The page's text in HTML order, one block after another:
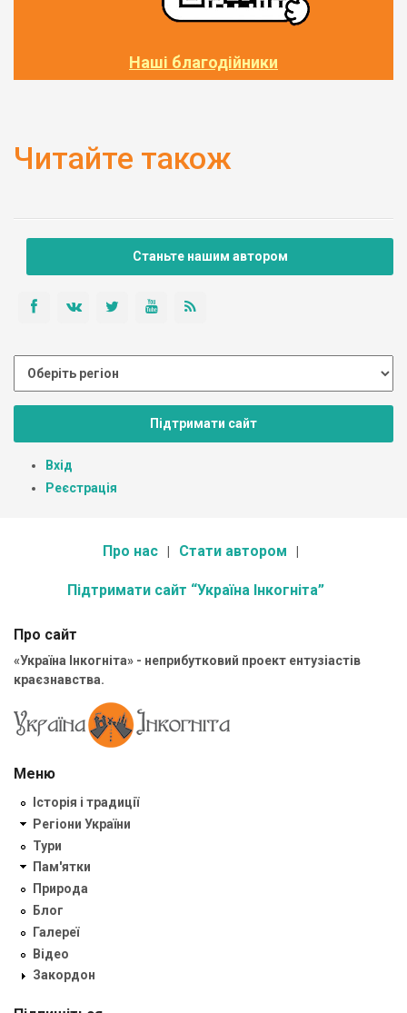
Наші благодійники
Читайте також
Станьте нашим автором
Підтримати сайт
Вхід
Реєстрація
Про нас Стати автором
Підтримати сайт “Україна Інкогніта”
Про сайт
«Україна Інкогніта» - неприбутковий проект ентузіастів
краєзнавства.
Меню
Історія і традиції
Регіони України
Тури
Пам'ятки
Природа
Блог
Галереї
Відео
Закордон